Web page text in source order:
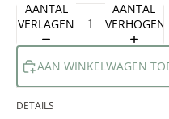
AANTAL
VERLAGEN
AANTAL
VERHOGEN
AAN WINKELWAGEN
DETAILS